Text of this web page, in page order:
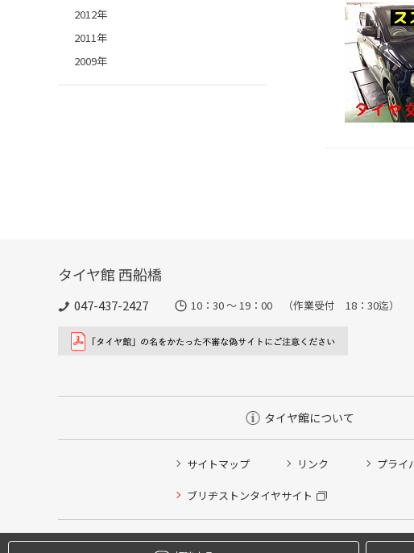
2012年
2011年
2009年
タイヤ館 西船橋
047-437-2427 10：30 ～ 19：00 （作業受付 18：30迄）
タイヤ館について
サイトマップ リンク プライ
ブリヂストンタイヤサイト
タイヤ点検・安全点検/タイヤ履き替え/オイル交換/その他ピット作
クローク契約会員専用タイヤ履き替え※タイヤ履き替えを希望のク
本日のタイヤ履き替え順番待ち予約 ※クローク契約会員の方はご利